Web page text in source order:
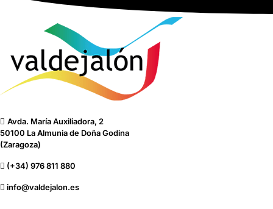
Avda. María Auxiliadora, 2
50100 La Almunia de Doña Godina
(Zaragoza)
(+34) 976 811 880
info@valdejalon.es